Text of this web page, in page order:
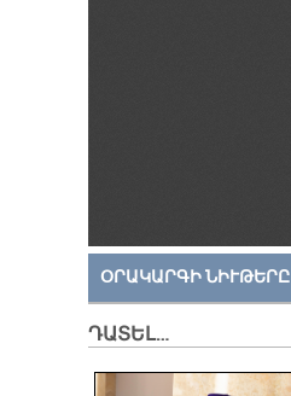
ՕՐԱԿԱՐԳԻ ՆԻՒԹԵՐԸ
ԴԱՏԵԼ…